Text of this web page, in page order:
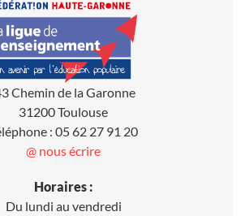
Chemin de la Garonne
31200 Toulouse
: 05 62 27 91 20
@ nous écrire
Horaires :
Du lundi au vendredi